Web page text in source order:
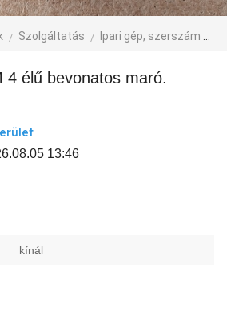
Szolgáltatás Ipari gép, szerszám
4 élű bevonatos maró.
13:46
kínál